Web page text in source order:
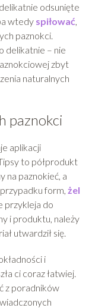
odsunięte
wtedy spiłować
paznokci.
delikatnie – nie
zbyt
naturalnych
paznokci
aplikacji
to półprodukt
na paznokieć, a
form, żel
przykleja do
i produktu, należy
utwardził się.
i
ci coraz łatwiej.
z poradników